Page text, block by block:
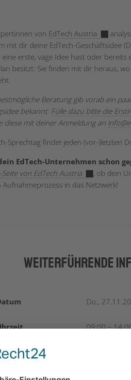
von EdTech Austria
mit dir deine EdTech-Geschäftsidee
erste, vage Idee hast oder bereits
besitzt: Sie finden mit dir heraus,
Beratung gib vorab ein
bekannt: Fülle dazu bitte die
diese mit deiner Anmeldung an info@
Sprechtag findet jeden (vor-)letzten
EdTech-Unternehmen schon
von EdTech Austria
,ob dein
in das Netzwerk!
Weiterführende
Do.,
09:00 –